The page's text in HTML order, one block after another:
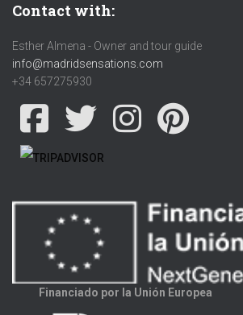
Contact with:
Esther Almena - Owner and tour guide
info@madridsensations.com
+34 657275930
Financiado por la Unión Europea